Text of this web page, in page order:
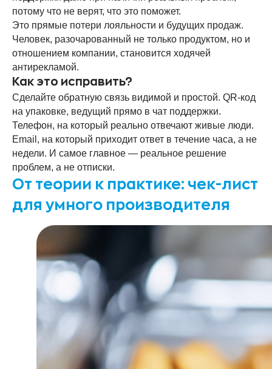
потому что не верят, что это поможет.
Это прямые потери лояльности и будущих продаж.
Человек, разочарованный не только продуктом, но и
отношением компании, становится ходячей
антирекламой.
Как это исправить?
Сделайте обратную связь видимой и простой. QR-код
на упаковке, ведущий прямо в чат поддержки.
Телефон, на который реально отвечают живые люди.
Email, на который приходит ответ в течение часа, а не
недели. И самое главное — реальное решение
проблем, а не отписки.
От теории к практике: чек-лист
для умного производителя